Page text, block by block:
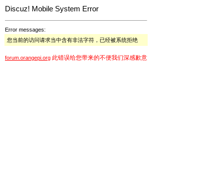
Discuz! Mobile System Error
Error messages:
您当前的访问请求当中含有非法字符，已经被系统拒绝
forum.orangepi.org 此错误给您带来的不便我们深感歉意